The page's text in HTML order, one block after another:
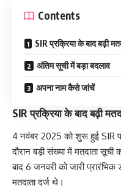
Contents
SIR प्रक्रिया के बाद बढ़ी
अंतिम सूची में बड़ा बदलाव
अपना नाम कैसे जांचें
SIR प्रक्रिया के बाद बढ़ी
4 नवंबर 2025 को शुरू हुई SIR
दौरान बड़ी संख्या में मतदाता
बाद 6 जनवरी को जारी
मतदाता दर्ज थे।